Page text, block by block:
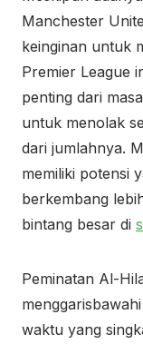
Manchester
keinginan untuk
Premier League
penting dari
untuk menolak
dari jumlahnya.
memiliki potensi
berkembang
bintang besar di
Peminatan Al-
waktu yang